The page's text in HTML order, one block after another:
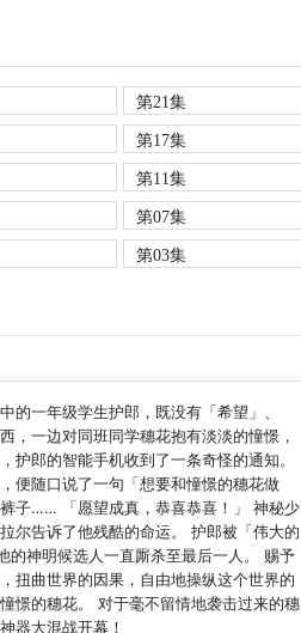
第21集
第17集
第11集
第07集
第03集
的一年级学生护郎，既没有「希望」、
，一边对同班同学穗花抱有淡淡的憧憬，
护郎的智能手机收到了一条奇怪的通知。
便随口说了一句「想要和憧憬的穗花做
子…… 「愿望成真，恭喜恭喜！」 神秘少
尔告诉了他残酷的命运。 护郎被「伟大的
的神明候选人一直厮杀至最后一人。 赐予
扭曲世界的因果，自由地操纵这个世界的
憬的穗花。 对于毫不留情地袭击过来的穗
器大混战开幕！